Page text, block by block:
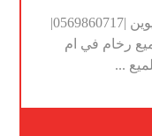
شركة جلي وتلميع رخام في ام القيوين |0569860717|
رخام في ام
...